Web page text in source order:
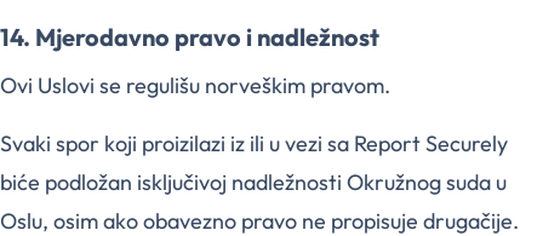
14. Mjerodavno pravo i nadležnost
Ovi Uslovi se regulišu norveškim pravom.
Svaki spor koji proizilazi iz ili u vezi sa Report Securely
biće podložan isključivoj nadležnosti Okružnog suda u
Oslu, osim ako obavezno pravo ne propisuje drugačije.